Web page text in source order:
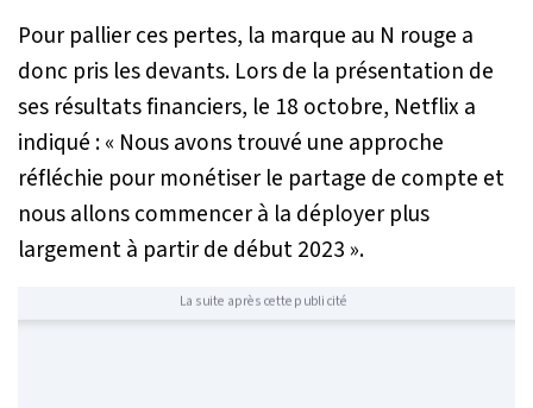
Pour pallier ces pertes, la marque au N rouge a
donc pris les devants. Lors de la présentation de
ses résultats financiers, le 18 octobre, Netflix a
indiqué : « Nous avons trouvé une approche
réfléchie pour monétiser le partage de compte et
nous allons commencer à la déployer plus
largement à partir de début 2023 ».
La suite après cette publicité